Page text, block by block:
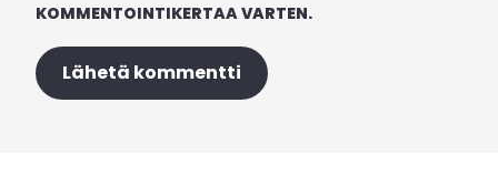
KOMMENTOINTIKERTAA VARTEN.